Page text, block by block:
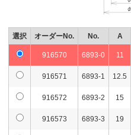
選択 オーダーNo. No. A
916570 6893-0 11
916571 6893-1 12.5
916572 6893-2 15
916573 6893-3 19